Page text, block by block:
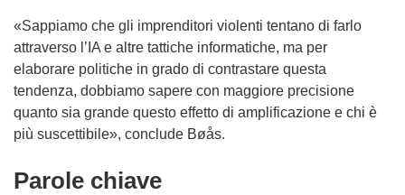
i
n
u
n
a
n
o
«Sappiamo che gli imprenditori violenti tentano di farlo
attraverso l’IA e altre tattiche informatiche, ma per
elaborare politiche in grado di contrastare questa
tendenza, dobbiamo sapere con maggiore precisione
quanto sia grande questo effetto di amplificazione e chi è
più suscettibile», conclude Bøås.
Parole chiave